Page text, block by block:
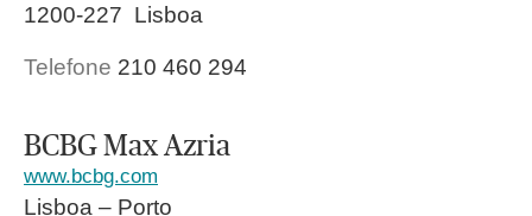
1200-227 Lisboa
Telefone 210 460 294
BCBG Max Azria
www.bcbg.com
Lisboa – Porto